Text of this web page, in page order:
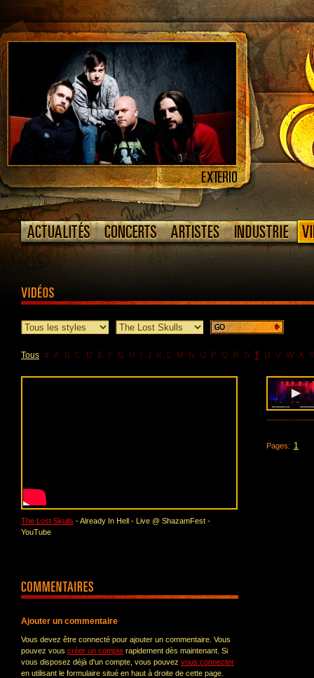
Tous # A B C D E F G H J K L M N O P Q R S T U V W X Y
The Lost Skulls - Already In Hell - Live @ ShazamFest -
YouTube
Ajouter un commentaire
Vous devez être connecté pour ajouter un commentaire. Vous
pouvez vous créer un compte rapidement dès maintenant. Si
vous disposez déjà d'un compte, vous pouvez vous connecter
en utilisant le formulaire situé en haut à droite de cette page.
Pages: 1